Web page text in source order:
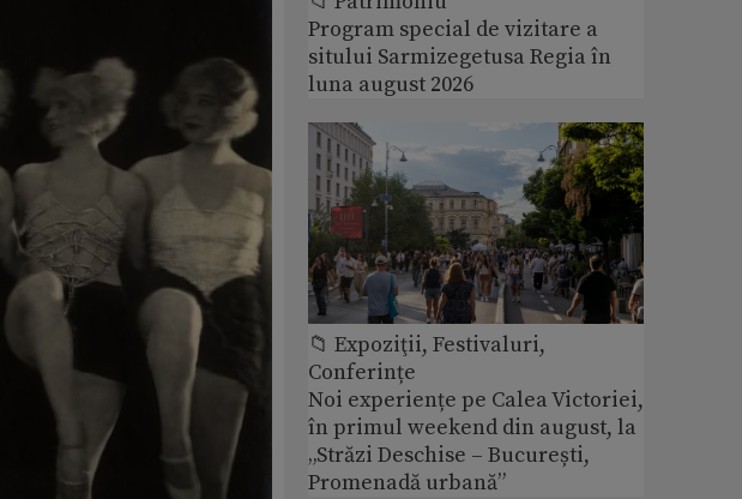
Program special de vizitare a
sitului Sarmizegetusa Regia în
luna august 2026
📁 Expoziţii, Festivaluri,
Conferințe
Noi experiențe pe Calea Victoriei,
în primul weekend din august, la
„Străzi Deschise – București,
Promenadă urbană”